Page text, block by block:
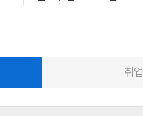
프로그램 체계도
취업 교과목
진로취업 프로그램
재학생맞춤형고용서비스
온라인 자기소개서 클리닉
취업